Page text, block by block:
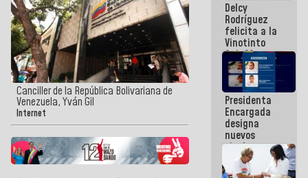
Canciller de la República Bolivariana de
Venezuela, Yván Gil
Internet
Aeropuerto
Internacional
de
Maiquetía
Delcy
Rodríguez
felicita a la
Vinotinto
Sub 20
campeona
frente
México Sub
23 en los
Centroamericanos
Presidenta
Encargada
designa
nuevos
titulares en
Viceministerio